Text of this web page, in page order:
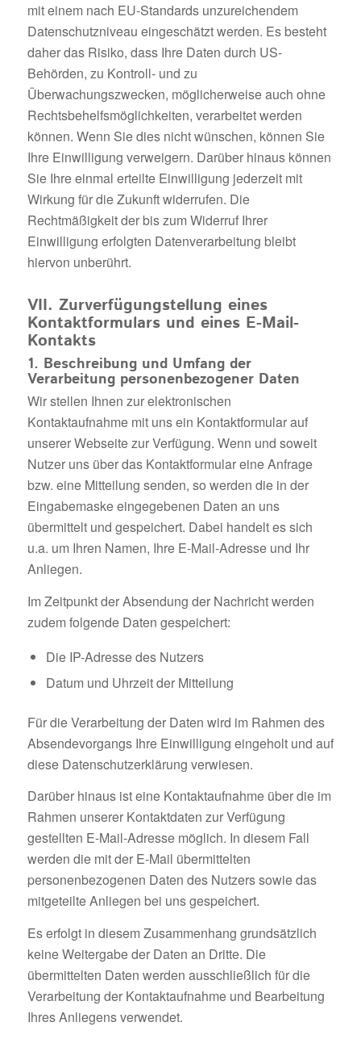
mit einem nach EU-Standards unzureichendem
Datenschutzniveau eingeschätzt werden. Es besteht
daher das Risiko, dass Ihre Daten durch US-
Behörden, zu Kontroll- und zu
Überwachungszwecken, möglicherweise auch ohne
Rechtsbehelfsmöglichkeiten, verarbeitet werden
können. Wenn Sie dies nicht wünschen, können Sie
Ihre Einwilligung verweigern. Darüber hinaus können
Sie Ihre einmal erteilte Einwilligung jederzeit mit
Wirkung für die Zukunft widerrufen. Die
Rechtmäßigkeit der bis zum Widerruf Ihrer
Einwilligung erfolgten Datenverarbeitung bleibt
hiervon unberührt.
VII. Zurverfügungstellung eines
Kontaktformulars und eines E-Mail-
Kontakts
1. Beschreibung und Umfang der
Verarbeitung personenbezogener Daten
Wir stellen Ihnen zur elektronischen
Kontaktaufnahme mit uns ein Kontaktformular auf
unserer Webseite zur Verfügung. Wenn und soweit
Nutzer uns über das Kontaktformular eine Anfrage
bzw. eine Mitteilung senden, so werden die in der
Eingabemaske eingegebenen Daten an uns
übermittelt und gespeichert. Dabei handelt es sich
u.a. um Ihren Namen, Ihre E-Mail-Adresse und Ihr
Anliegen.
Im Zeitpunkt der Absendung der Nachricht werden
zudem folgende Daten gespeichert:
Die IP-Adresse des Nutzers
Datum und Uhrzeit der Mitteilung
Für die Verarbeitung der Daten wird im Rahmen des
Absendevorgangs Ihre Einwilligung eingeholt und auf
diese Datenschutzerklärung verwiesen.
Darüber hinaus ist eine Kontaktaufnahme über die im
Rahmen unserer Kontaktdaten zur Verfügung
gestellten E-Mail-Adresse möglich. In diesem Fall
werden die mit der E-Mail übermittelten
personenbezogenen Daten des Nutzers sowie das
mitgeteilte Anliegen bei uns gespeichert.
Es erfolgt in diesem Zusammenhang grundsätzlich
keine Weitergabe der Daten an Dritte. Die
übermittelten Daten werden ausschließlich für die
Verarbeitung der Kontaktaufnahme und Bearbeitung
Ihres Anliegens verwendet.